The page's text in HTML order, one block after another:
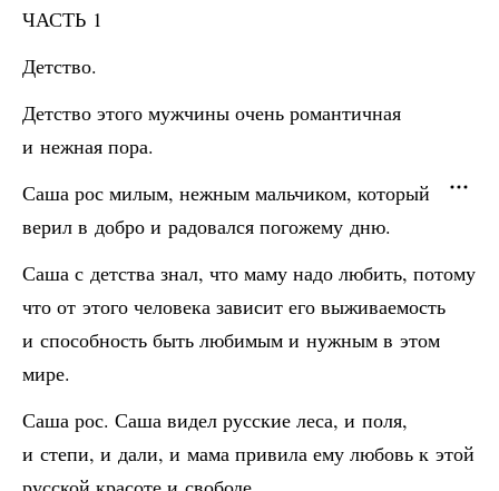
ЧАСТЬ 1
Детство.
Детство этого мужчины очень романтичная
и нежная пора.
Саша рос милым, нежным мальчиком, который
верил в добро и радовался погожему дню.
Саша с детства знал, что маму надо любить, потому
что от этого человека зависит его выживаемость
и способность быть любимым и нужным в этом
мире.
Саша рос. Саша видел русские леса, и поля,
и степи, и дали, и мама привила ему любовь к этой